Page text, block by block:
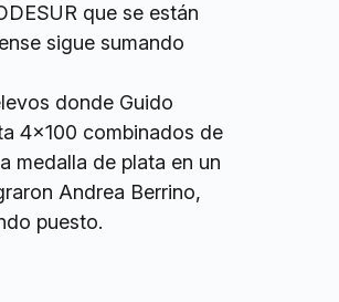
que se están
sigue sumando
donde Guido
4×100 combinados de
medalla de plata en un
Andrea Berrino,
puesto.